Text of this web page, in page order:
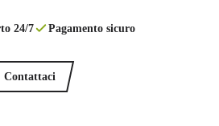
24/7 Pagamento sicuro
Contattaci